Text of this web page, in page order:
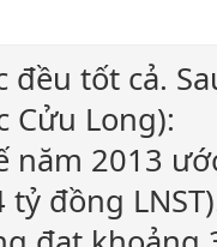
tốt cả.
Cửu Long):
năm 2013
đồng